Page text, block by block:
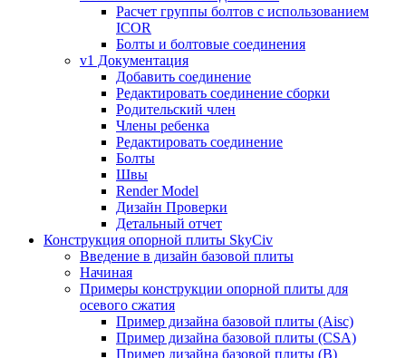
Расчет группы болтов с использованием
ICOR
Болты и болтовые соединения
v1 Документация
Добавить соединение
Редактировать соединение сборки
Родительский член
Члены ребенка
Редактировать соединение
Болты
Швы
Render Model
Дизайн Проверки
Детальный отчет
Конструкция опорной плиты SkyCiv
Введение в дизайн базовой плиты
Начиная
Примеры конструкции опорной плиты для
осевого сжатия
Пример дизайна базовой плиты (Aisc)
Пример дизайна базовой плиты (CSA)
Пример дизайна базовой плиты (В)